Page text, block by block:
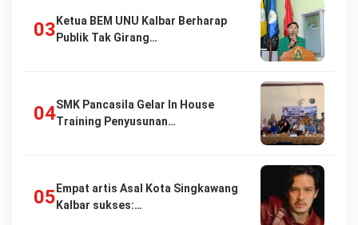
Ketua BEM UNU Kalbar Berharap
Publik Tak Girang…
SMK Pancasila Gelar In House
Training Penyusunan…
Empat artis Asal Kota Singkawang
Kalbar sukses:…